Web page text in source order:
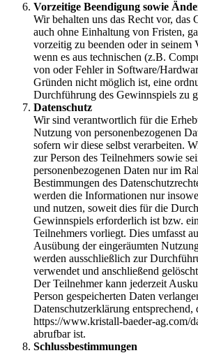
Vorzeitige Beendigung sowie
Wir behalten uns das Recht vor, das
auch ohne Einhaltung von Fristen,
vorzeitig zu beenden oder in seinem
wenn es aus technischen (z.B.
von oder Fehler in Software/
Gründen nicht möglich ist, eine
Durchführung des Gewinnspiels zu
Datenschutz
Wir sind verantwortlich für die
Nutzung von personenbezogenen
sofern wir diese selbst verarbeiten.
zur Person des Teilnehmers sowie
personenbezogenen Daten nur im
Bestimmungen des
werden die Informationen nur
und nutzen, soweit dies für die
Gewinnspiels erforderlich ist bzw.
Teilnehmers vorliegt. Dies umfasst
Ausübung der eingeräumten
werden ausschließlich zur
verwendet und anschließend
Der Teilnehmer kann jederzeit
Person gespeicherten Daten
Datenschutzerklärung entsprechend,
https://www.kristall-baeder-ag.com/
abrufbar ist.
Schlussbestimmungen